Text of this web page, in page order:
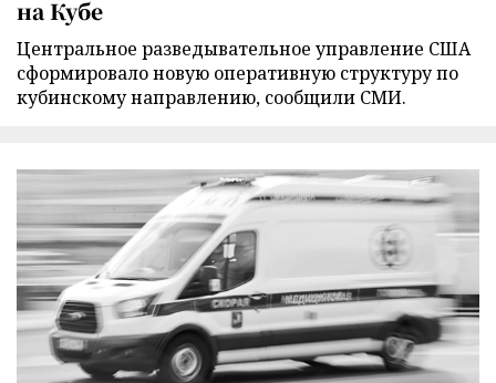
на Кубе
Центральное разведывательное управление США
сформировало новую оперативную структуру по
кубинскому направлению, сообщили СМИ.